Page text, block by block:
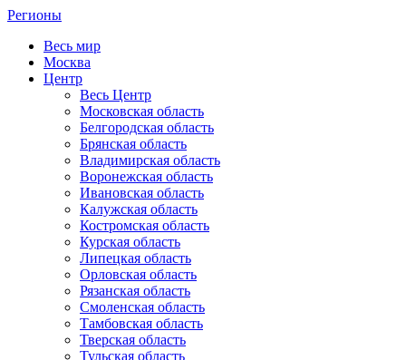
Регионы
Весь мир
Москва
Центр
Весь Центр
Московская область
Белгородская область
Брянская область
Владимирская область
Воронежская область
Ивановская область
Калужская область
Костромская область
Курская область
Липецкая область
Орловская область
Рязанская область
Смоленская область
Тамбовская область
Тверская область
Тульская область